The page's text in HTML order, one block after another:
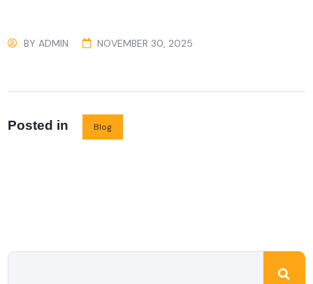
BY ADMIN NOVEMBER 30, 2025
Posted in Blog